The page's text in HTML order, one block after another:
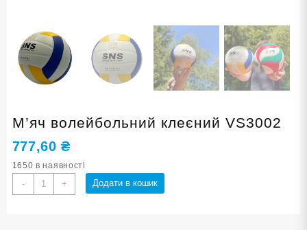
М’яч волейбольний клеєний VS3002
777,60₴
1650 в наявності
-
М'яч
волейбольний
+ Додати в кошик